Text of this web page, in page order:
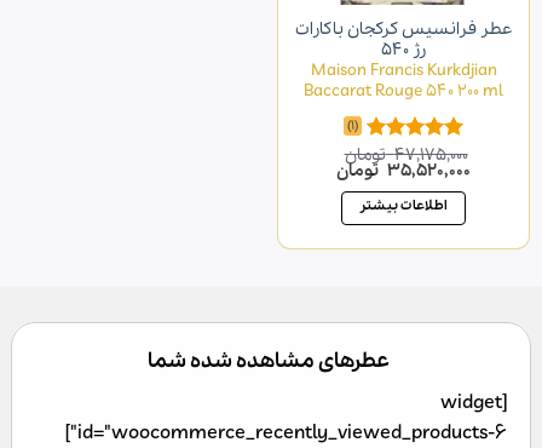
عطر فرانسیس کرکجان باکارات
رژ 540
Maison Francis Kurkdjian
Baccarat Rouge 540 200 ml
امتیاز5.00
از 5
(1)
47,175,000 تومان
قیمت
اصلی
47,175,000 تومان
بود.
35,520,000 تومان
فعلی
اطلاعات بیشتر
عطرهای مشاهده شده شما
[widget
id="woocommerce_recently_viewed_products-6"]